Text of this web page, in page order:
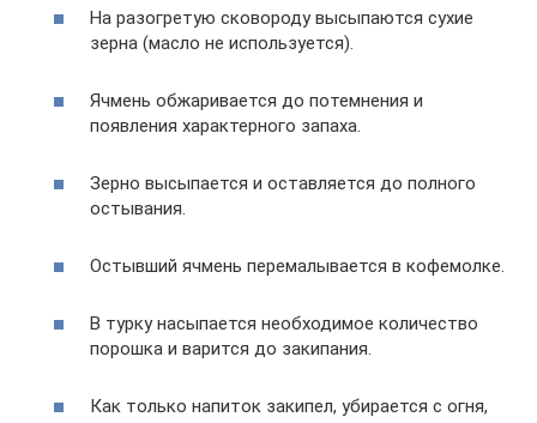
На разогретую сковороду высыпаются сухие
зерна (масло не используется).
Ячмень обжаривается до потемнения и
появления характерного запаха.
Зерно высыпается и оставляется до полного
остывания.
Остывший ячмень перемалывается в кофемолке.
В турку насыпается необходимое количество
порошка и варится до закипания.
Как только напиток закипел, убирается с огня,